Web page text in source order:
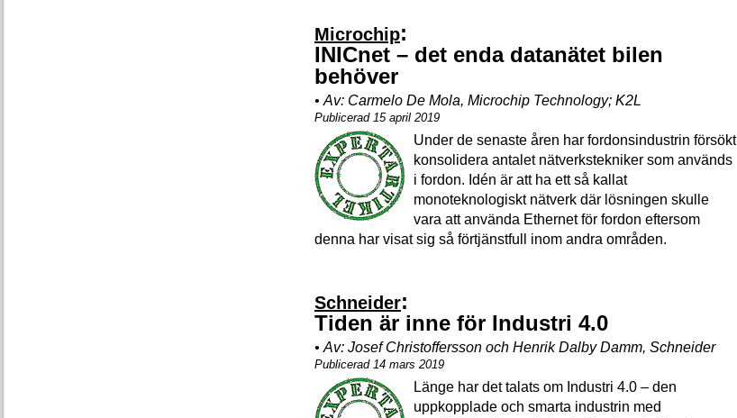
Microchip:
INICnet – det enda datanätet bilen
behöver
• Av: Carmelo De Mola, Microchip Technology; K2L
Publicerad 15 april 2019
Under de senaste åren har fordonsindustrin försökt
konsolidera antalet nätverkstekniker som används
i fordon. Idén är att ha ett så kallat
monoteknologiskt nätverk där lösningen skulle
vara att använda Ethernet för fordon eftersom
denna har visat sig så förtjänstfull inom andra områden.
Schneider:
Tiden är inne för Industri 4.0
• Av: Josef Christoffersson och Henrik Dalby Damm, Schneider
Publicerad 14 mars 2019
Länge har det talats om Industri 4.0 – den
uppkopplade och smarta industrin med